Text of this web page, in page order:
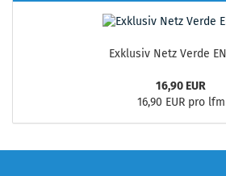
Exklusiv Netz Verde
16,90 EUR
16,90 EUR pro lfm